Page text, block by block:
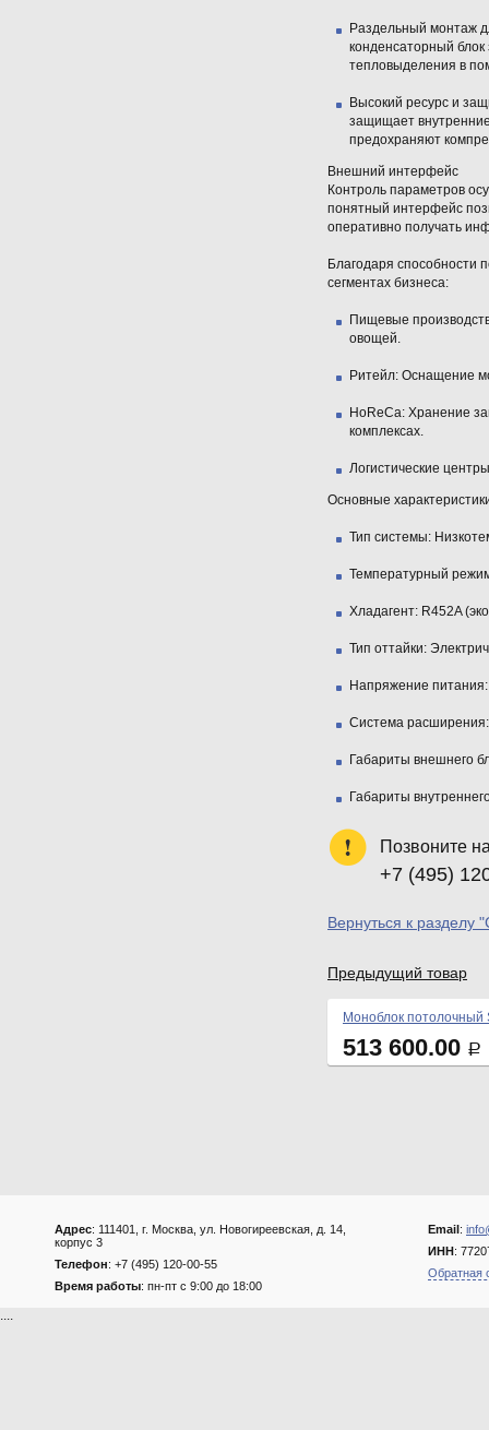
Раздельный монтаж
конденсаторный
тепловыделения в
Высокий ресурс и
защищает
предохраняют
Внешний интерфейс
Контроль параметров
понятный интерфейс
оперативно получать
Благодаря способности
сегментах бизнеса:
Пищевые
овощей.
Ритейл: Оснащение
HoReCa: Хранение
комплексах.
Логистические
Основные
Тип системы:
Температурный
Хладагент: R452A
Тип оттайки:
Напряжение питания:
Система расширения:
Габариты внешнего
Габариты
Позвоните
+7 (495)
Вернуться к разделу
Предыдущий товар
Моноблок потолочный
513 600.00 Р
Адрес: 111401, г. Москва, ул. Новогиреевская, д. 14,
корпус 3
Телефон: +7 (495) 120-00-55
Время работы: пн-пт с 9:00 до 18:00
Email:
ИНН:
Обратная
....